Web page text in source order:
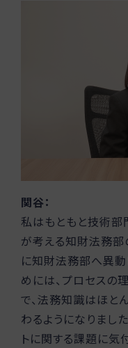
関谷：
私はもともと技術部
が考える知財法務
に知財法務部へ異動
めには、プロセスの
で、法務知識はほと
わるようになりまし
トに関する課題に気